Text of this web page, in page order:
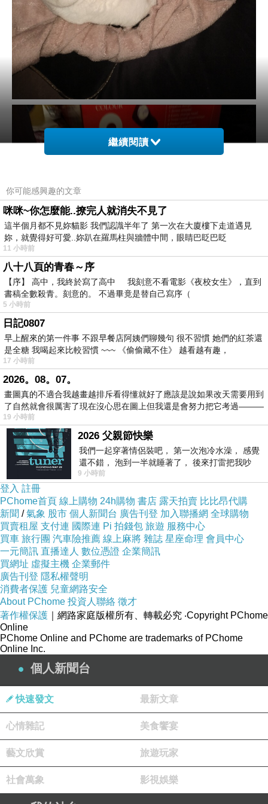
天下沒有不散的宴席，無論家長與這些寵物的感
情有多麽濃厚，遲早有一天必須要和他們分手別
離，但發生時，卻又常讓我們大吃一驚，因為寵
物善於隱藏他們的痛苦，看到寵物以任何方式痛
苦的生活著是誰也不想見到的，但留意這些症狀
可以幫助家長了解寵物何時需要額外的照顧和安
慰，並有助於及早發現問題以延長寵物有品質的
生活。
1.體重大幅度下降與食量減少
2.長時間的躲藏自己
3. 行為異常
4.不愛活動
5.呼吸異常
為寵物養生送死是身為主人的宿命-失去自己的
繼續閱讀
你可能感興趣的文章
咪咪~你怎麼能..撩完人就消失不見了
這半個月都不見妳貓影 我們認識半年了 第一次在大廈樓下走道遇見
妳，就覺得好可愛..妳趴在羅馬柱與牆體中間，眼睛巴眨巴眨
11 小時前
八十八頁的青春～序
【序】 高中，我終於寫了高中 我刻意不看電影《夜校女生》，直到
書稿全數殺青。刻意的。 不過畢竟是替自己寫序（
5 小時前
日記0807
早上醒來的第一件事 不跟早餐店阿姨們聊幾句 很不習慣 她們的紅茶還
是全糖 我喝起來比較習慣 ~~~ 《偷偷藏不住》 越看越有趣，
17 小時前
2026。08。07。
畫圖真的不適合我越畫越排斥看得懂就好了應該是說如果改天需要用到
了自然就會很厲害了現在沒心思在圖上但我還是會努力把它考過———
19 小時前
2026 父親節快樂
我們一起穿著情侶裝吧， 第一次泡冷水澡， 感覺
還不錯， 泡到一半就睡著了， 後來打雷把我吵
醒， 手
9 小時前
登入 註冊
PChome首頁 線上購物 24h購物 書店 露天拍賣 比比昂代購
新聞 /氣象 股市 個人新聞台 廣告刊登 加入聯播網 全球購物
買賣租屋 支付連 國際連 Pi 拍錢包 旅遊 服務中心
買車 旅行團 汽車險推薦 線上麻將 雜誌 星座命理 會員中心
一元簡訊 直播達人 數位憑證 企業簡訊
買網址 虛擬主機 企業郵件
廣告刊登 隱私權聲明
消費者保護 兒童網路安全
About PChome 投資人聯絡 徵才
著作權保護 ｜網路家庭版權所有、轉載必究 ‧Copyright PChome
Online
PChome Online and PChome are trademarks of PChome
Online Inc.
個人新聞台
快速發文 最新文章
心情雜記 美食饗宴
藝文欣賞 旅遊玩家
社會萬象 影視娛樂